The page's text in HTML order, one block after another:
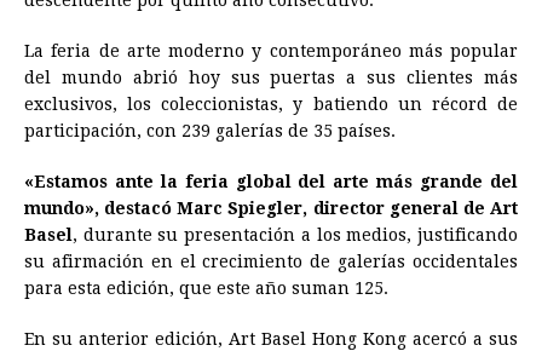
o
o
k
n
g
e
A
p
p
d
s
r
e
s
t
d
I
n
n
k
La feria de arte moderno y contemporáneo más popular
del mundo abrió hoy sus puertas a sus clientes más
exclusivos, los coleccionistas, y batiendo un récord de
participación, con 239 galerías de 35 países.
«Estamos ante la feria global del arte más grande del
mundo», destacó Marc Spiegler, director general de Art
Basel, durante su presentación a los medios, justificando
su afirmación en el crecimiento de galerías occidentales
para esta edición, que este año suman 125.
En su anterior edición, Art Basel Hong Kong acercó a sus